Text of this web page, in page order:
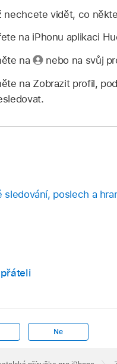
nechcete vidět, co
na iPhonu aplikaci
na
nebo na svůj
na Zobrazit profil,
sledování, poslech a
Ne